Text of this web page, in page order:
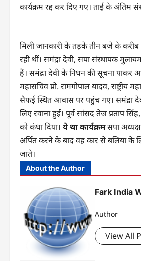
कार्यक्रम रद्द कर दिए गए। ताई के
मिली जानकारी के तड़के तीन बजे के
रही थीं। समंद्रा देवी, सपा संस्‍थापक
हैं। समंद्रा देवी के निधन की सूचना पाकर
महासचिव प्रो. रामगोपाल यादव,
सैफई स्थित आवास पर पहुंच गए। समंद्रा
लिए रवाना हुई। पूर्व सांसद तेज प्रताप
को कंधा दिया। ये था कार्यक्रमसपा
अर्पित करने के बाद वह कार से बलिया के
जाते।
About the Author
Fark India
Author
View All